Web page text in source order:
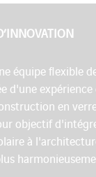
équipe flexible
d'une expérience
en
objectif
à